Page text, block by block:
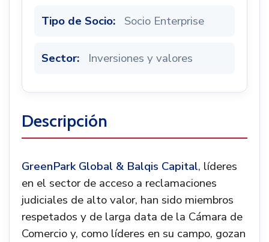
Tipo de Socio: Socio Enterprise
Sector: Inversiones y valores
Descripción
GreenPark Global & Balqis Capital, líderes
en el sector de acceso a reclamaciones
judiciales de alto valor, han sido miembros
respetados y de larga data de la Cámara de
Comercio y, como líderes en su campo, gozan